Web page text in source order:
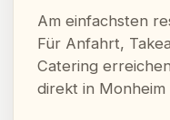
Am einfachsten
Für Anfahrt,
Catering
direkt in Monheim